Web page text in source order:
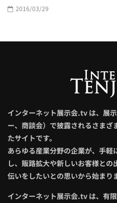
2016/03/29
インターネット展示会.tv は、展
ー、商談会）で披露されるさまざ
たサイトです。
あらゆる産業分野の企業が、手軽
し、販路拡大や新しいお客様と
伝いをしたいとの思いから始まり
インターネット展示会.tv は、有